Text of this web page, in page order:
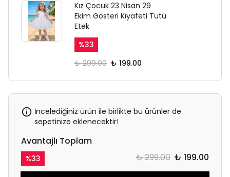
Kız Çocuk 23 Nisan 29
Ekim Gösteri Kıyafeti Tütü
Etek
%33
₺ 299.00 ₺ 199.00
İncelediğiniz ürün ile birlikte bu ürünler de
sepetinize eklenecektir!
Avantajlı Toplam
%33 ₺ 299.00 ₺ 199.00